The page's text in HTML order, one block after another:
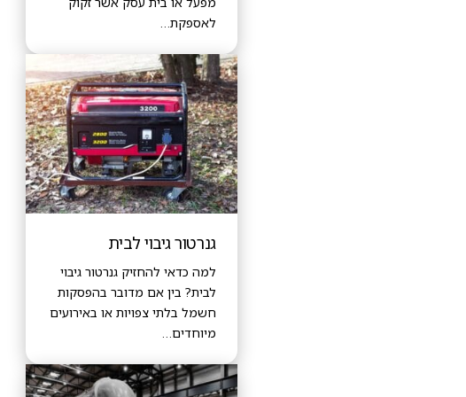
לאספקת…
גנרטור גיבוי לבית
למה כדאי להחזיק גנרטור גיבוי
לבית? בין אם מדובר בהפסקות
חשמל בלתי צפויות או באירועים
מיוחדים…